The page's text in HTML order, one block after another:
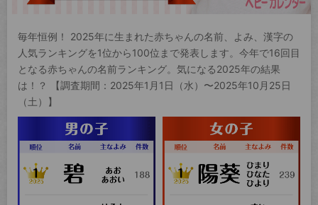
毎年恒例！ 2025年に生まれた赤ちゃんの名前、よみ、漢字の
人気ランキングを1位から100位まで発表します。今年で16回目
となる赤ちゃんの名前ランキング。気になる2025年の結果
は！？ 【調査期間：2025年1月1日（水）〜2025年10月25日
（土）】